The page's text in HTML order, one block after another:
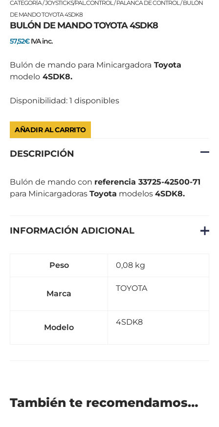
CATEGORÍA/JOYSTICKS/PAL.CONTROL /PALANCA DE CONTROL / BULÓN
DE MANDO TOYOTA 4SDK8
BULÓN DE MANDO TOYOTA 4SDK8
57,52€ IVA inc.
Bulón de mando para Minicargadora Toyota
modelo 4SDK8.
Disponibilidad: 1 disponibles
DE
MANDO
TOYOTA
4SDK8
AÑADIR AL CARRITO
DESCRIPCIÓN
Bulón de mando con referencia 33725-42500-71
para Minicargadoras Toyota modelos 4SDK8.
INFORMACIÓN ADICIONAL
Peso 0,08 kg
Marca
TOYOTA
Modelo
4SDK8
También te recomendamos…